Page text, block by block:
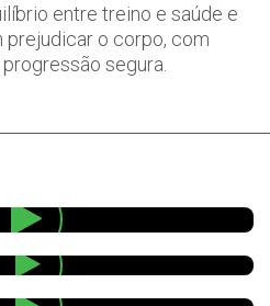
entre treino e saúde e
o corpo, com
segura.